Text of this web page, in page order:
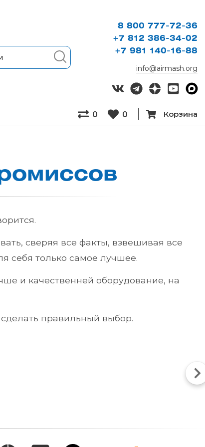
8 800 777-72-36
+7 812 386-34-02
+7 981 140-16-88
info@airmash.org
0 0 Корзина
сверяя все факты, взвешивая все
себя только самое лучшее.
и качественней оборудование, на
правильный выбор.